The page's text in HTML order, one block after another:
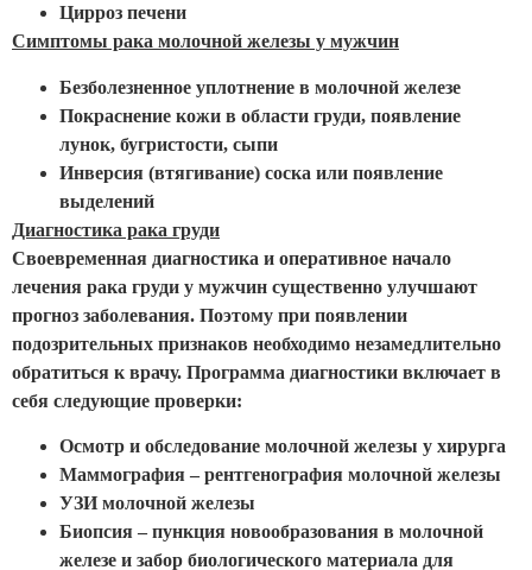
Цирроз печени
Симптомы рака молочной железы у мужчин
Безболезненное уплотнение в молочной железе
Покраснение кожи в области груди, появление
лунок, бугристости, сыпи
Инверсия (втягивание) соска или появление
выделений
Диагностика рака груди
Своевременная диагностика и оперативное начало
лечения рака груди у мужчин существенно улучшают
прогноз заболевания. Поэтому при появлении
подозрительных признаков необходимо незамедлительно
обратиться к врачу. Программа диагностики включает в
себя следующие проверки:
Осмотр и обследование молочной железы у хирурга
Маммография – рентгенография молочной железы
УЗИ молочной железы
Биопсия – пункция новообразования в молочной
железе и забор биологического материала для